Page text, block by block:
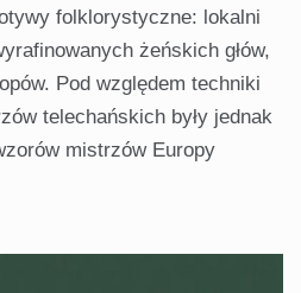
folklorystyczne: lokalni
żeńskich głów,
Pod względem techniki
telechańskich były jednak
mistrzów Europy